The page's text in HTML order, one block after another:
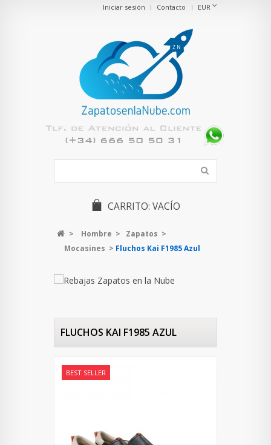
EUR
Contacto
Iniciar sesión
CARRITO: VACÍO
> Hombre > Zapatos >
Mocasines > Fluchos Kai F1985 Azul
FLUCHOS KAI F1985 AZUL
BEST SELLER